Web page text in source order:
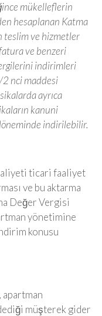
mükelleflerin
hesaplanan Katma
teslim ve hizmetler
ve benzeri
indirimleri
nci maddesi
ayrıca
kanuni
indirilebilir.
ticari faaliyet
ve bu aktarma
Değer Vergisi
yönetimine
konusu
müşterek gider